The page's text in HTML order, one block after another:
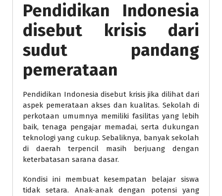
Pendidikan Indonesia
disebut krisis dari
sudut pandang
pemerataan
Pendidikan Indonesia disebut krisis jika dilihat dari
aspek pemerataan akses dan kualitas. Sekolah di
perkotaan umumnya memiliki fasilitas yang lebih
baik, tenaga pengajar memadai, serta dukungan
teknologi yang cukup. Sebaliknya, banyak sekolah
di daerah terpencil masih berjuang dengan
keterbatasan sarana dasar.
Kondisi ini membuat kesempatan belajar siswa
tidak setara. Anak-anak dengan potensi yang